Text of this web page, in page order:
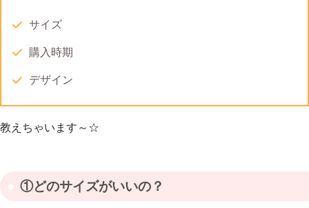
サイズ
購入時期
デザイン
教えちゃいます～☆
①どのサイズがいいの？